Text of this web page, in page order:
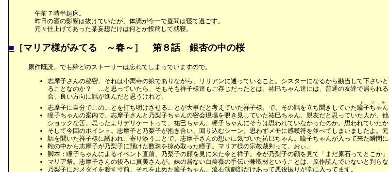
午前７時半起床。
昨日の酒の影響は抜けていたが、体調が今一で昼間は寝て過ごす。
元々仕上げてあった某妄想だけは何とか投稿して就寝。
■ ［マリア様がみてる ～春～］ 第８話 銀杏の中の桜
原作既読。でも殆どのストーリーは忘れてしまっていますので。
志摩子さんの秘密。それは小寓寺の娘でありながら、リリアンに通っていること。シスターになるから勘当して下さ
ることなのか？ …と思っていたら、そもそも祥子様達もご存じだったとは。祐巳ちゃん達には、普通の友達で居られ
合、良い方向に話が進んだと思うけれど。
志摩子に自分でこのことを打ち明けさせることが大事だと考えていた祥子様。で、その話を立ち聞きしていた瞳子ちゃん
ドリル
瞳子ちゃんの案内で、志摩子さんと乃梨子ちゃんの密会現場を覗き見していた祐巳ちゃん。親友だと思っていた人が
ショックな筈。思ったよりデリケートって、祐巳ちゃん、瞳子ちゃんにそうは思われていなかったのか。思われていた
そして今回のポイント。志摩子と乃梨子が抱き合い、回り込むシーン。思わずメモに感嘆符を並べてしまいましたよ。
話を聞いた祥子様に誘われ、寄り添うことで、志摩子さんの想いに気づいた祐巳ちゃん。瞳子ちゃんが入って来た瞬間
鞄の中から志摩子が乃梨子に預けた数珠を掠め取った瞳子。マリア様の宗教裁判って、おぃ。
脚本：瞳子ちゃんによるイベント直前、乃梨子の顔を見に来た令と祥子。令が乃梨子の顔を見て「まだ原石ってとこ
マリア祭。志摩子さんの後ろに真美さんが。妹の居ない白薔薇の手伝い兼取材ということは、原作読んでいないと判らな
乃梨子におメダイを渡す寸前、それを止めた瞳子ちゃん。流石演劇部だけあって悪役振りが堂に入ってます。